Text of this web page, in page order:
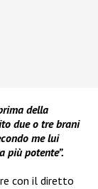
della
due o tre brani
me lui
più potente”.
con il diretto